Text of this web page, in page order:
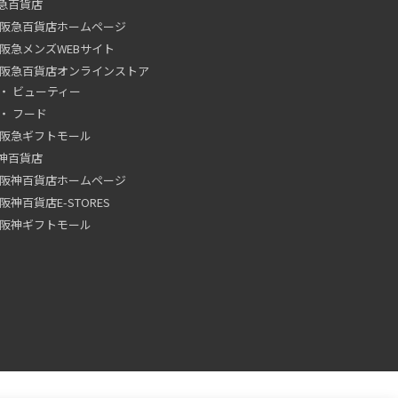
百貨店
阪急百貨店ホームページ
阪急メンズWEBサイト
阪急百貨店オンラインストア
ビューティー
フード
阪急ギフトモール
百貨店
阪神百貨店ホームページ
阪神百貨店E-STORES
阪神ギフトモール